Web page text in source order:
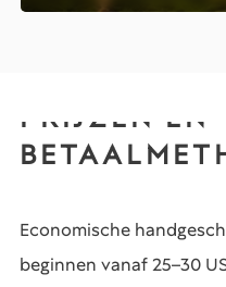
PRIJZEN EN
Economische
beginnen vanaf 25–30